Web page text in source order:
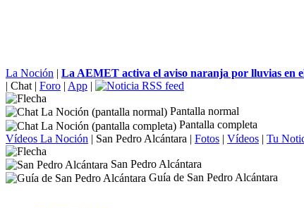
La Noción | La AEMET activa el aviso naranja por lluvias en
| Chat | Foro | App |
Pantalla normal
Pantalla completa
Vídeos La Noción | San Pedro Alcántara | Fotos | Vídeos | Tu
San Pedro Alcántara
Guía de San Pedro Alcántara